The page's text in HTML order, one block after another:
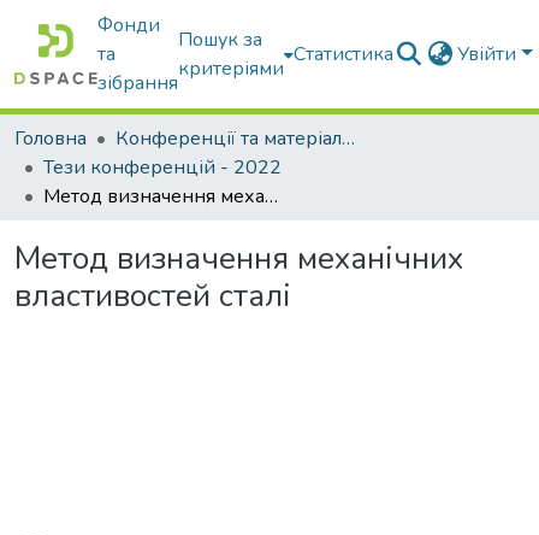
Фонди
та
зібрання
Пошук за
критеріями
Статистика Увійти
Головна
Конференції та матеріали конференцій
Тези конференцій - 2022
Метод визначення механічних властивостей сталі
Метод визначення механічних
властивостей сталі